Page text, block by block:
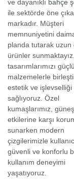
ve dayanıklı bahçe
ile sektörde öne
markadır. Müşteri
memnuniyetini
planda tutarak uzun
ürünler
tasarımlarımızı güçlü
malzemelerle
estetik ve işlevselliği
sağlıyoruz. Özel
kumaşlarımız,
etkilerine karşı
sunarken modern
çizgilerimizle
güvenli ve konforlu
kullanım deneyimi
yaşatıyoruz.